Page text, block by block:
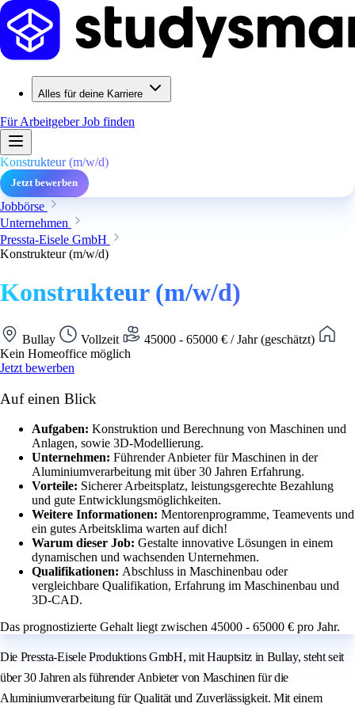
Alles für deine Karriere
Für ArbeitgeberJob finden
Konstrukteur (m/w/d)
Jetzt bewerben
Jobbörse
Unternehmen
Pressta-Eisele GmbH
Konstrukteur (m/w/d)
Konstrukteur (m/w/d)
Bullay Vollzeit
45000 - 65000 € / Jahr (geschätzt)
Kein Homeoffice möglich
Jetzt bewerben
Auf einen Blick
Aufgaben: Konstruktion und Berechnung von Maschinen und
Anlagen, sowie 3D-Modellierung.
Unternehmen: Führender Anbieter für Maschinen in der
Aluminiumverarbeitung mit über 30 Jahren Erfahrung.
Vorteile: Sicherer Arbeitsplatz, leistungsgerechte Bezahlung
und gute Entwicklungsmöglichkeiten.
Weitere Informationen: Mentorenprogramme, Teamevents und
ein gutes Arbeitsklima warten auf dich!
Warum dieser Job: Gestalte innovative Lösungen in einem
dynamischen und wachsenden Unternehmen.
Qualifikationen: Abschluss in Maschinenbau oder
vergleichbare Qualifikation, Erfahrung im Maschinenbau und
3D-CAD.
Das prognostizierte Gehalt liegt zwischen 45000 - 65000 € pro Jahr.
Die Pressta-Eisele Produktions GmbH, mit Hauptsitz in Bullay, steht seit
über 30 Jahren als führender Anbieter von Maschinen für die
Aluminiumverarbeitung für Qualität und Zuverlässigkeit. Mit einem